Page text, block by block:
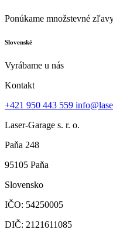
Ponúkame množstevné
Slovenské
Vyrábame u nás
Kontakt
+421 950 443 559
Laser-Garage s. r. o.
Paňa 248
95105 Paňa
Slovensko
IČO: 54250005
DIČ: 2121611085